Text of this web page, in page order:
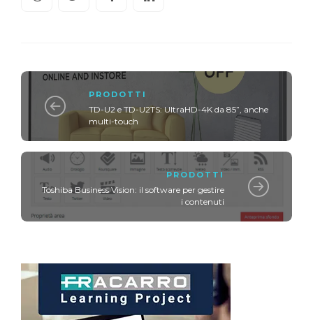
PRODOTTI
TD-U2 e TD-U2TS: UltraHD-4K da 85”, anche
multi-touch
PRODOTTI
Toshiba Business Vision: il software per gestire
i contenuti